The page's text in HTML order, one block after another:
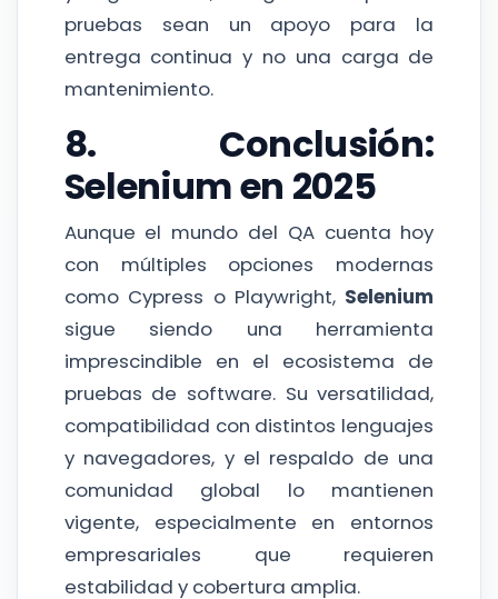
pruebas sean un apoyo para la
entrega continua y no una carga de
mantenimiento.
8. Conclusión:
Selenium en 2025
Aunque el mundo del QA cuenta hoy
con múltiples opciones modernas
como Cypress o Playwright, Selenium
sigue siendo una herramienta
imprescindible en el ecosistema de
pruebas de software. Su versatilidad,
compatibilidad con distintos lenguajes
y navegadores, y el respaldo de una
comunidad global lo mantienen
vigente, especialmente en entornos
empresariales que requieren
estabilidad y cobertura amplia.